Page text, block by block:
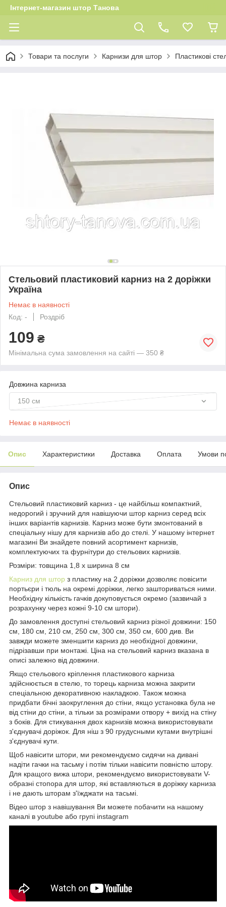
Інтернет-магазин штор Танова
Товари та послуги Карнизи для штор Пластикові
Стельовий пластиковий карниз на 2 доріжки
Україна
Немає в наявності
Код: -
Роздріб
109 ₴
Мінімальна сума замовлення на сайті — 350 ₴
Довжина карниза
150 см
Немає в наявності
Опис Характеристики Доставка Оплата Умови
Опис
Стельовий пластиковий карниз - це найбільш компактний,
недорогий і зручний для навішуючи штор карниз серед всіх
інших варіантів карнизів. Карниз може бути змонтований в
спеціальну нішу для карнизів або до стелі. У нашому інтернет
магазині Ви знайдете повний асортимент карнизів,
комплектуючих та фурнітури до стельових карнизів.
Розміри: товщина 1,8 х ширина 8 см
Карниз для штор з пластику на 2 доріжки дозволяє повісити
портьєри і тюль на окремі доріжки, легко зашториваться ними.
Необхідну кількість гачків докуповується окремо (зазвичай з
розрахунку через кожні 9-10 см штори).
До замовлення доступні стельовий карниз різної довжини: 150
см, 180 см, 210 см, 250 см, 300 см, 350 см, 600 див. Ви
завжди можете зменшити карниз до необхідної довжини,
підрізавши при монтажі. Ціна на стельовий карниз вказана в
описі залежно від довжини.
Якщо стельового кріплення пластикового карниза
здійснюється в стелю, то торець карниза можна закрити
спеціальною декоративною накладкою. Також можна
придбати бічні заокруглення до стіни, якщо установка була не
від стіни до стіни, а тільки за розмірами отвору + вихід на стіну
з боків. Для стикування двох карнизів можна використовувати
з'єднувачі доріжок. Для ніш з 90 грудусными кутами внутрішні
з'єднувачі кути.
Щоб навісити штори, ми рекомендуємо сидячи на дивані
надіти гачки на тасьму і потім тільки навісити повністю штору.
Для кращого вижа штори, рекомендуємо використовувати V-
образні стопора для штор, які вставляються в доріжку карниза
і не дають шторам з'їжджати на тасьмі.
Відео штор з навішування Ви можете побачити на нашому
каналі в youtube або групі instagram